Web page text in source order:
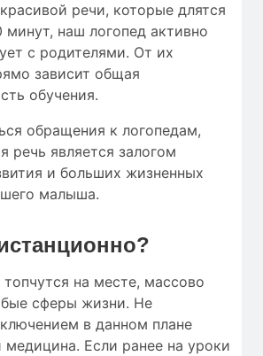
речи, которые длятся
наш логопед активно
с родителями. От их
зависит общая
обучения.
обращения к логопедам,
речь является залогом
и больших жизненных
малыша.
топчутся на месте, массово
сферы жизни. Не
в данном плане
медицина. Если ранее на уроки